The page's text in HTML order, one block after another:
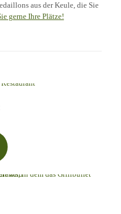
aus der Keule, die Sie
gerne Ihre Plätze!